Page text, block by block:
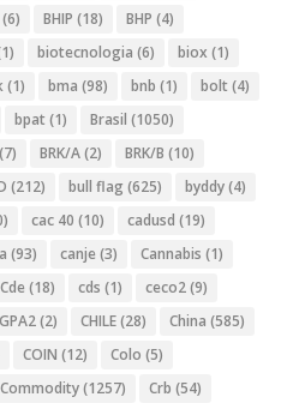
(6) BHIP (18) BHP (4)
biotecnologia (6) biox (1)
(1) bma (98) bnb (1) bolt (4)
bpat (1) Brasil (1050)
(7) BRK/A(2) BRK/B (10)
(212) bull flag (625) byddy(4)
cac 40 (10) cadusd (19)
(93) canje (3) Cannabis (1)
Cde (18) cds (1) ceco2(9)
(2) CHILE(28) China (585)
COIN (12) Colo (5)
Commodity(1257) Crb (54)